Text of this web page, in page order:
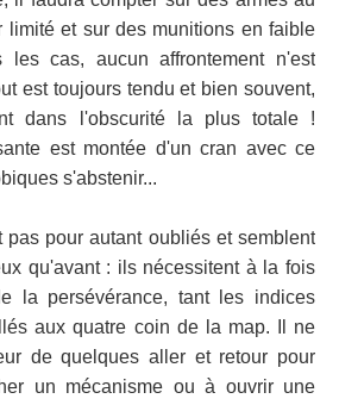
limité et sur des munitions en faible
les cas, aucun affrontement n'est
est toujours tendu et bien souvent,
dans l'obscurité la plus totale !
est montée d'un cran avec ce
s'abstenir...
pas pour autant oubliés et semblent
qu'avant : ils nécessitent à la fois
la persévérance, tant les indices
aux quatre coin de la map. Il ne
de quelques aller et retour pour
un mécanisme ou à ouvrir une